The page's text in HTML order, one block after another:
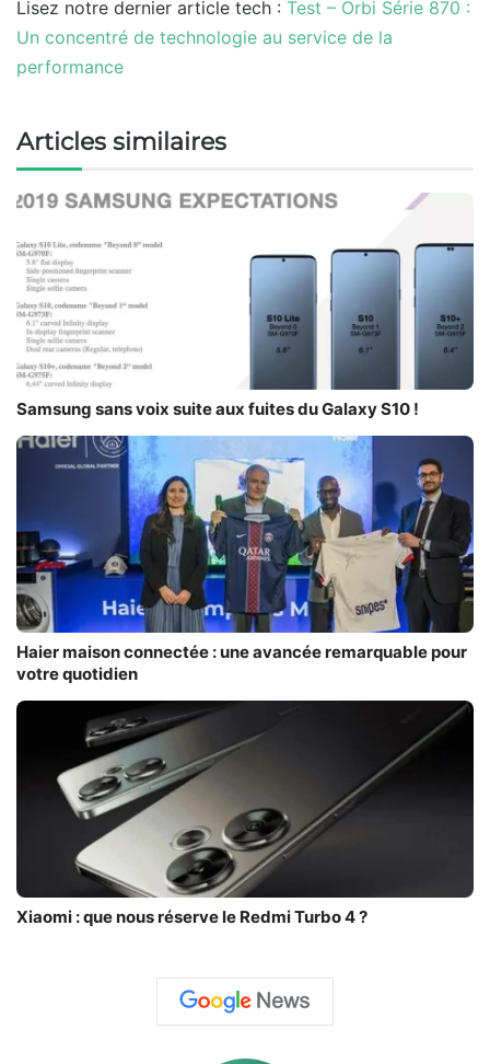
Lisez notre dernier article tech : Test – Orbi Série 870 :
Un concentré de technologie au service de la
performance
Articles similaires
Samsung sans voix suite aux fuites du Galaxy S10 !
Haier maison connectée : une avancée remarquable pour
votre quotidien
Xiaomi : que nous réserve le Redmi Turbo 4 ?